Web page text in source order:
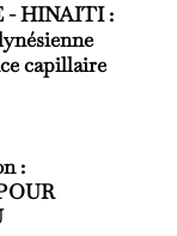
- HINAITI :
capillaire
: